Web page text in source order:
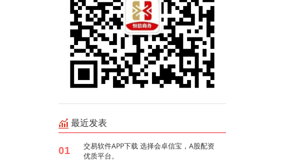
最近发表
01
交易软件APP下载 选择会卓信宝，A股配资
优质平台。